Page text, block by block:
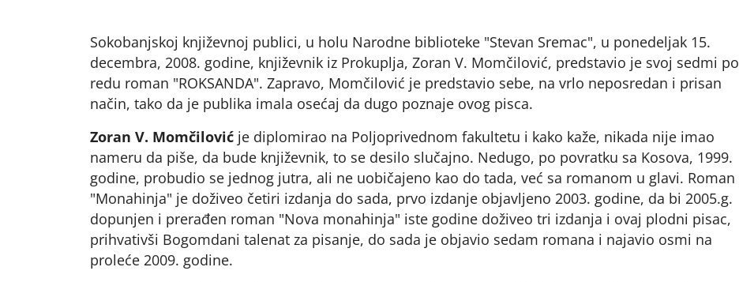
Sokobanjskoj književnoj publici, u holu Narodne biblioteke "Stevan Sremac", u ponedeljak 15.
decembra, 2008. godine, književnik iz Prokuplja, Zoran V. Momčilović, predstavio je svoj sedmi po
redu roman "ROKSANDA". Zapravo, Momčilović je predstavio sebe, na vrlo neposredan i prisan
način, tako da je publika imala osećaj da dugo poznaje ovog pisca.
Zoran V. Momčilović je diplomirao na Poljoprivednom fakultetu i kako kaže, nikada nije imao
nameru da piše, da bude književnik, to se desilo slučajno. Nedugo, po povratku sa Kosova, 1999.
godine, probudio se jednog jutra, ali ne uobičajeno kao do tada, već sa romanom u glavi. Roman
"Monahinja" je doživeo četiri izdanja do sada, prvo izdanje objavljeno 2003. godine, da bi 2005.g.
dopunjen i prerađen roman "Nova monahinja" iste godine doživeo tri izdanja i ovaj plodni pisac,
prihvativši Bogomdani talenat za pisanje, do sada je objavio sedam romana i najavio osmi na
proleće 2009. godine.